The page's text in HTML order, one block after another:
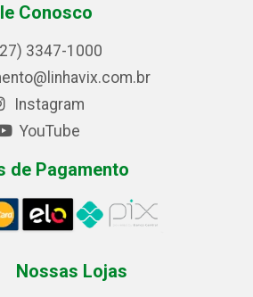
Conosco
3347-1000
Instagram
YouTube
de Pagamento
Nossas Lojas